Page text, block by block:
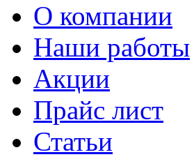
О компании
Наши работы
Акции
Прайс лист
Статьи